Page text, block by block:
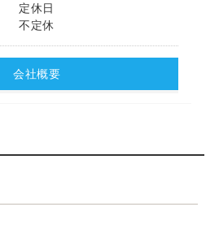
定休日
不定休
会社概要